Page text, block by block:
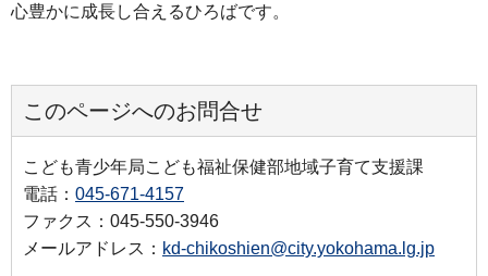
心豊かに成長し合えるひろばです。
このページへのお問合せ
こども青少年局こども福祉保健部地域子育て支援課
電話： 045-671-4157
ファクス：045-550-3946
メールアドレス： kd-chikoshien@city.yokohama.lg.jp